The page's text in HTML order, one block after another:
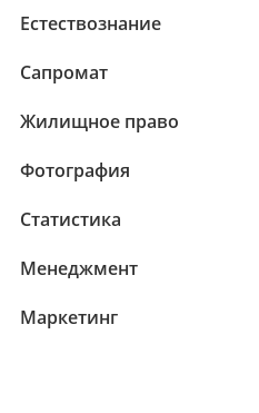
Естествознание
Сапромат
Жилищное право
Фотография
Статистика
Менеджмент
Маркетинг